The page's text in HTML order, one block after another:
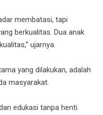
membatasi, tapi
berkualitas. Dua anak
ujarnya.
yang dilakukan, adalah
masyarakat.
edukasi tanpa henti.